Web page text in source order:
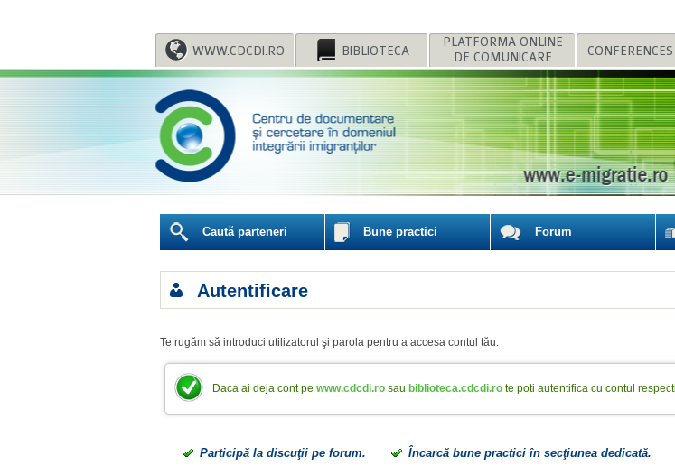
WWW.CDCDI.RO BIBLIOTECA DE COMUNICARE CONFERENCES
Caută parteneri Bune practici Forum
Autentificare
Te rugăm să introduci utilizatorul şi parola pentru a accesa contul tău.
Daca ai deja cont pe www.cdcdi.ro sau biblioteca.cdcdi.ro te poti autentifica cu contul
Participă la discuţii pe forum. Încarcă bune practici în secţiunea dedicată.